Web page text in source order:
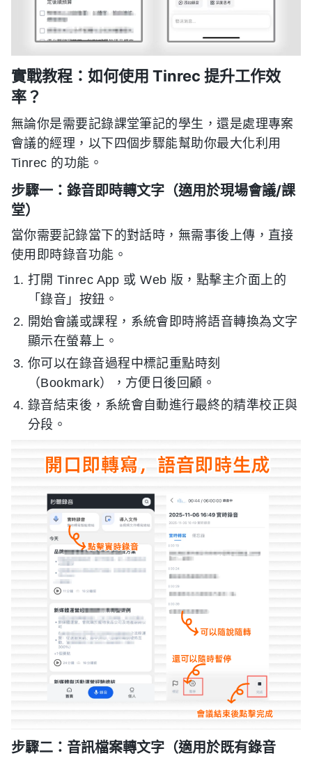
實戰教程：如何使用 Tinrec 提升工作效
率？
無論你是需要記錄課堂筆記的學生，還是處理專案
會議的經理，以下四個步驟能幫助你最大化利用
Tinrec 的功能。
步驟一：錄音即時轉文字（適用於現場會議/課
堂）
當你需要記錄當下的對話時，無需事後上傳，直接
使用即時錄音功能。
打開 Tinrec App 或 Web 版，點擊主介面上的
「錄音」按鈕。
開始會議或課程，系統會即時將語音轉換為文字
顯示在螢幕上。
你可以在錄音過程中標記重點時刻
（Bookmark），方便日後回顧。
錄音結束後，系統會自動進行最終的精準校正與
分段。
步驟二：音訊檔案轉文字（適用於既有錄音